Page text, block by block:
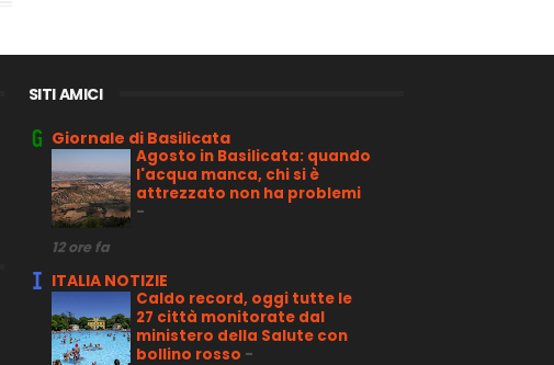
SITI AMICI
Giornale di Basilicata
Agosto in Basilicata: quando
l'acqua manca, chi si è
attrezzato non ha problemi
-
12 ore fa
ITALIA NOTIZIE
Caldo record, oggi tutte le
27 città monitorate dal
ministero della Salute con
bollino rosso -